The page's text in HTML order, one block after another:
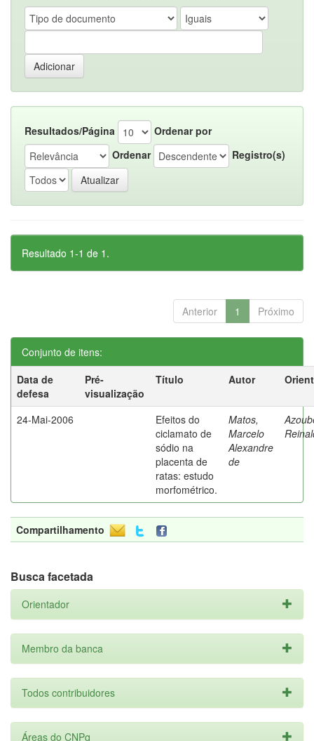
Resultados/Página
Ordenar por
Ordenar
Registro(s)
Resultado 1-1 de 1.
Anterior 1 Próximo
Conjunto de itens:
Data de
defesa
Pré-
visualização
Título Autor
24-Mai-2006
Efeitos do
ciclamato de
sódio na
placenta de
ratas: estudo
morfométrico.
Matos,
Marcelo
Alexandre
de
Compartilhamento
Busca facetada
Orientador
Membro da banca
Todos contribuidores
Áreas do CNPq